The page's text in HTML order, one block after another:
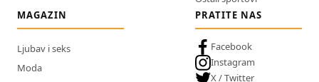
MAGAZIN
Ljubav i seks
Moda
PRATITE NAS
Facebook
Instagram
X / Twitter